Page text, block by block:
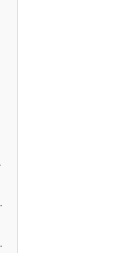
na pelety
na pelety